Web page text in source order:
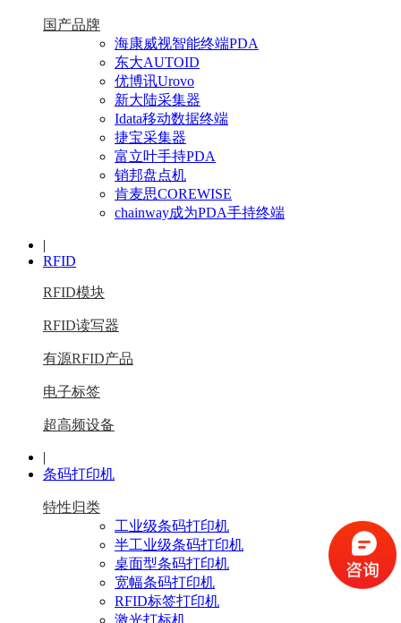
国产品牌
海康威视智能终端PDA
东大AUTOID
优博讯Urovo
新大陆采集器
Idata移动数据终端
捷宝采集器
富立叶手持PDA
销邦盘点机
肯麦思COREWISE
chainway成为PDA手持终端
|
RFID
RFID模块
RFID读写器
有源RFID产品
电子标签
超高频设备
|
条码打印机
特性归类
工业级条码打印机
半工业级条码打印机
桌面型条码打印机
宽幅条码打印机
RFID标签打印机
激光打标机